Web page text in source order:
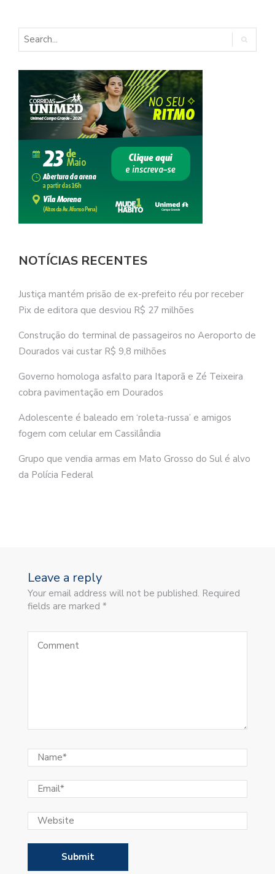
NOTÍCIAS RECENTES
Justiça mantém prisão de ex-prefeito réu por receber
Pix de editora que desviou R$ 27 milhões
Construção do terminal de passageiros no Aeroporto de
Dourados vai custar R$ 9,8 milhões
Governo homologa asfalto para Itaporã e Zé Teixeira
cobra pavimentação em Dourados
Adolescente é baleado em ‘roleta-russa’ e amigos
fogem com celular em Cassilândia
Grupo que vendia armas em Mato Grosso do Sul é alvo
da Polícia Federal
Leave a reply
Your email address will not be published. Required
fields are marked *